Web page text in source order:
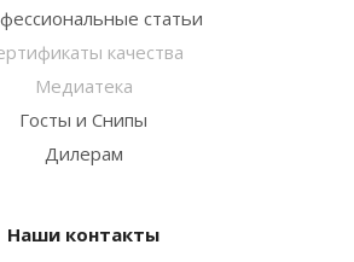
статьи
качества
Медиатека
Госты и Снипы
Дилерам
Наши контакты